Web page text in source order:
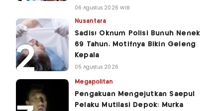
06 Agustus 2026 WIB
Nusantara
Sadis! Oknum Polisi Bunuh Nenek
69 Tahun, Motifnya Bikin Geleng
Kepala
05 Agustus 2026
Megapolitan
Pengakuan Mengejutkan Saepul
Pelaku Mutilasi Depok: Murka